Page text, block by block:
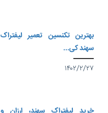
بهترین تکنسین تعمیر لیفتراک
سهند کی...
۱۴۰۲/۲/۲۷